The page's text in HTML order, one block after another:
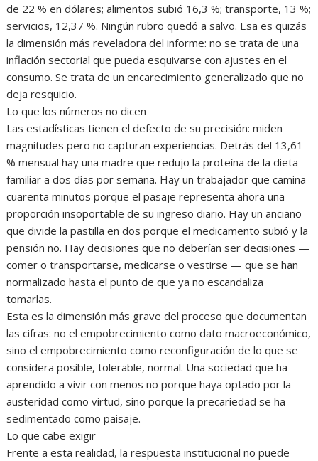
de 22 % en dólares; alimentos subió 16,3 %; transporte, 13 %;
servicios, 12,37 %. Ningún rubro quedó a salvo. Esa es quizás
la dimensión más reveladora del informe: no se trata de una
inflación sectorial que pueda esquivarse con ajustes en el
consumo. Se trata de un encarecimiento generalizado que no
deja resquicio.
‎Lo que los números no dicen
‎Las estadísticas tienen el defecto de su precisión: miden
magnitudes pero no capturan experiencias. Detrás del 13,61
% mensual hay una madre que redujo la proteína de la dieta
familiar a dos días por semana. Hay un trabajador que camina
cuarenta minutos porque el pasaje representa ahora una
proporción insoportable de su ingreso diario. Hay un anciano
que divide la pastilla en dos porque el medicamento subió y la
pensión no. Hay decisiones que no deberían ser decisiones —
comer o transportarse, medicarse o vestirse — que se han
normalizado hasta el punto de que ya no escandaliza
tomarlas.
‎Esta es la dimensión más grave del proceso que documentan
las cifras: no el empobrecimiento como dato macroeconómico,
sino el empobrecimiento como reconfiguración de lo que se
considera posible, tolerable, normal. Una sociedad que ha
aprendido a vivir con menos no porque haya optado por la
austeridad como virtud, sino porque la precariedad se ha
sedimentado como paisaje.
‎Lo que cabe exigir
‎Frente a esta realidad, la respuesta institucional no puede